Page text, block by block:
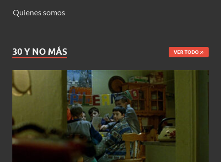
Quienes somos
30 Y NO MÁS VER TODO